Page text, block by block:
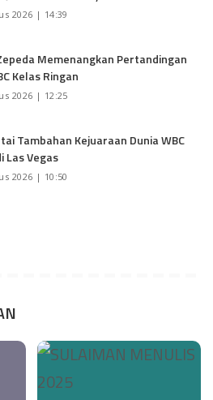
2026 | 14:39
Memenangkan Pertandingan
Kelas Ringan
2026 | 12:25
Tambahan Kejuaraan Dunia WBC
Las Vegas
2026 | 10:50